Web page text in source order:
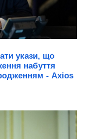
укази, що
набуття
- Axios